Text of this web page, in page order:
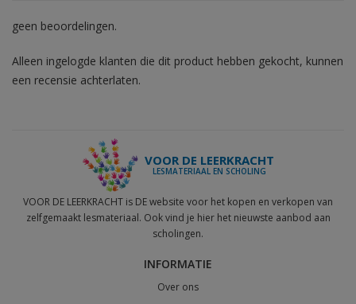
geen beoordelingen.
Alleen ingelogde klanten die dit product hebben gekocht, kunnen
een recensie achterlaten.
VOOR DE LEERKRACHT
LESMATERIAAL EN SCHOLING
VOOR DE LEERKRACHT is DE website voor het kopen en verkopen van
zelfgemaakt lesmateriaal. Ook vind je hier het nieuwste aanbod aan
scholingen.
INFORMATIE
Over ons